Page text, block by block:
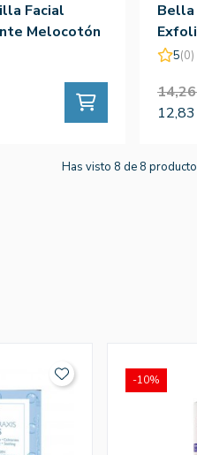
Facial
Melocotón
-
Bella
5(0)
Has visto 8 de 8
-10%